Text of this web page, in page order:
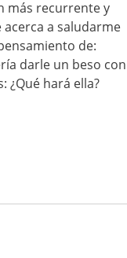
más recurrente y
acerca a saludarme
de:
darle un beso con
¿Qué hará ella?